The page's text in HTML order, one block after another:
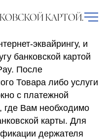
КАРТОЙ.
эквайрингу, и
банковской картой
После
Товара либо услуги
с платежной
где Вам необходимо
карты. Для
держателя